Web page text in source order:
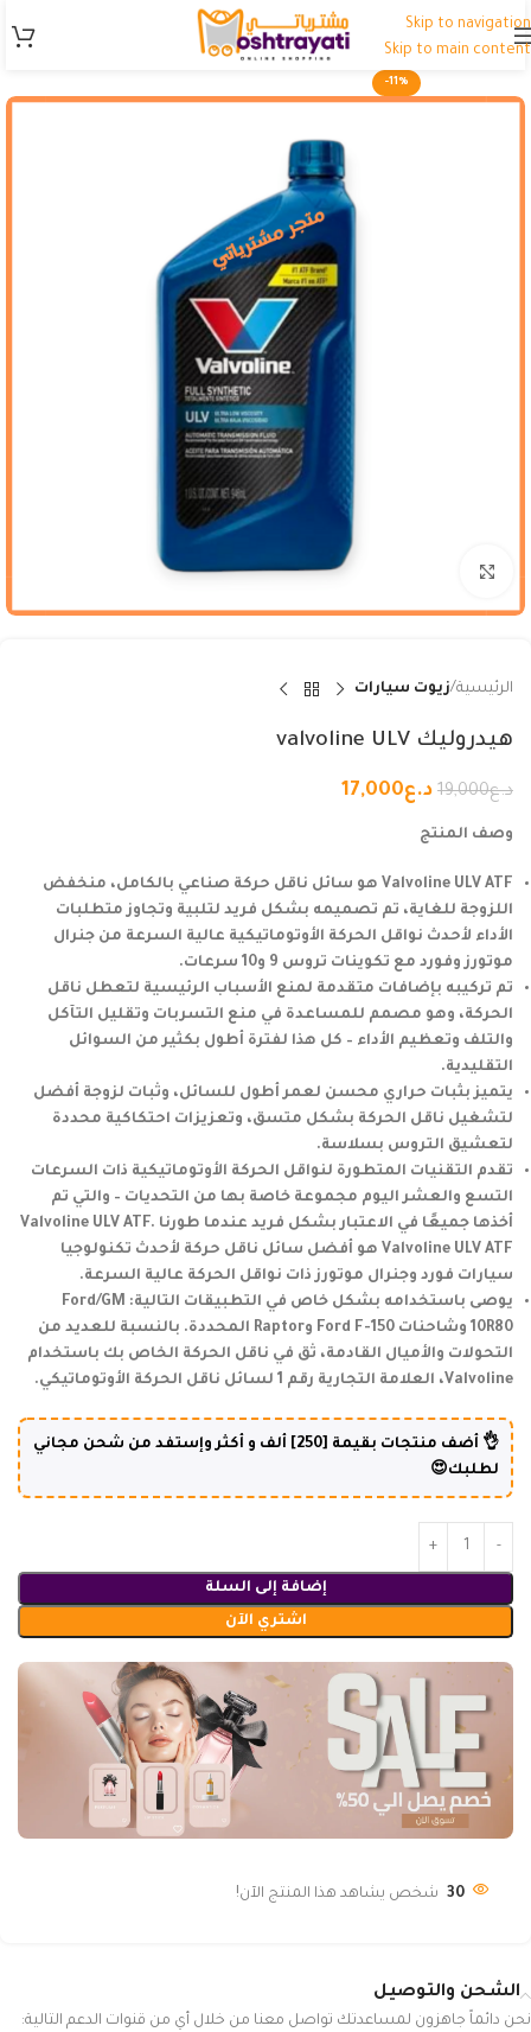
Skip to navigation
Skip to main content
-11%
الرئيسية زيوت سيارات
هيدروليك valvoline ULV
د.ع19,000 د.ع17,000
وصف المنتج
Valvoline ULV ATF هو سائل ناقل حركة صناعي بالكامل، منخفض
اللزوجة للغاية، تم تصميمه بشكل فريد لتلبية وتجاوز متطلبات
الأداء لأحدث نواقل الحركة الأوتوماتيكية عالية السرعة من جنرال
موتورز وفورد مع تكوينات تروس 9 و10 سرعات.
تم تركيبه بإضافات متقدمة لمنع الأسباب الرئيسية لتعطل ناقل
الحركة، وهو مصمم للمساعدة في منع التسربات وتقليل التآكل
والتلف وتعظيم الأداء – كل هذا لفترة أطول بكثير من السوائل
التقليدية.
يتميز بثبات حراري محسن لعمر أطول للسائل، وثبات لزوجة أفضل
لتشغيل ناقل الحركة بشكل متسق، وتعزيزات احتكاكية محددة
لتعشيق التروس بسلاسة.
تقدم التقنيات المتطورة لنواقل الحركة الأوتوماتيكية ذات السرعات
التسع والعشر اليوم مجموعة خاصة بها من التحديات – والتي تم
أخذها جميعًا في الاعتبار بشكل فريد عندما طورنا Valvoline ULV ATF.
Valvoline ULV ATF هو أفضل سائل ناقل حركة لأحدث تكنولوجيا
سيارات فورد وجنرال موتورز ذات نواقل الحركة عالية السرعة.
يوصى باستخدامه بشكل خاص في التطبيقات التالية: Ford/GM
10R80 وشاحنات Ford F-150 وRaptor المحددة. بالنسبة للعديد من
التحولات والأميال القادمة، ثق في ناقل الحركة الخاص بك باستخدام
Valvoline، العلامة التجارية رقم 1 لسائل ناقل الحركة الأوتوماتيكي.
👌 أضف منتجات بقيمة [250] ألف و أكثر وإستفد من شحن مجاني
لطلبك😍
إضافة إلى السلة
اشتري الآن
30 شخص يشاهد هذا المنتج الآن!
الشحن والتوصيل
نحن دائماً جاهزون لمساعدتك تواصل معنا من خلال أي من قنوات الدعم التالية: